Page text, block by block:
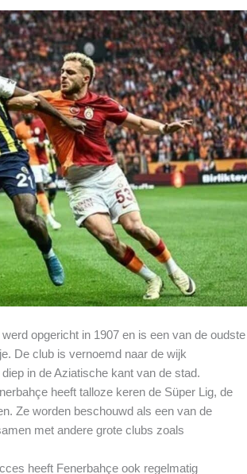
opgericht in 1907 en is een van de oudste
De club is vernoemd naar de wijk
in de Aziatische kant van de stad.
heeft talloze keren de Süper Lig, de
Ze worden beschouwd als een van de
met andere grote clubs zoals
heeft Fenerbahçe ook regelmatig